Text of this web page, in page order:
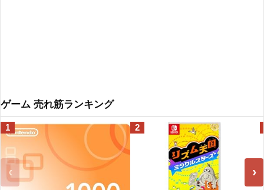
ゲーム 売れ筋ランキング
‹
1 2
›